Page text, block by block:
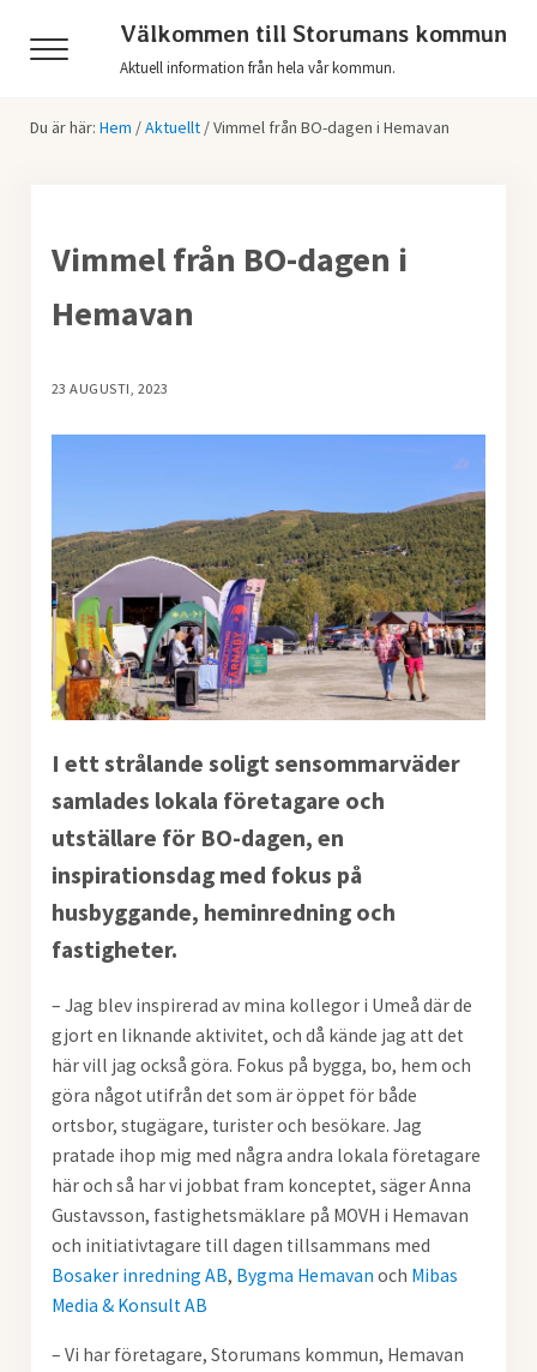
Menu
Välkommen till Storumans kommun
Aktuell information från hela vår kommun.
Du är här: Hem /Aktuellt /Vimmel från BO-dagen i Hemavan
Vimmel från BO-dagen i
Hemavan
23 AUGUSTI, 2023
I ett strålande soligt sensommarväder
samlades lokala företagare och
utställare för BO-dagen, en
inspirationsdag med fokus på
husbyggande, heminredning och
fastigheter.
– Jag blev inspirerad av mina kollegor i Umeå där de
gjort en liknande aktivitet, och då kände jag att det
här vill jag också göra. Fokus på bygga, bo, hem och
göra något utifrån det som är öppet för både
ortsbor, stugägare, turister och besökare. Jag
pratade ihop mig med några andra lokala företagare
här och så har vi jobbat fram konceptet, säger Anna
Gustavsson, fastighetsmäklare på MOVH i Hemavan
och initiativtagare till dagen tillsammans med
Bosaker inredning AB, Bygma Hemavan och Mibas
Media & Konsult AB
– Vi har företagare, Storumans kommun, Hemavan